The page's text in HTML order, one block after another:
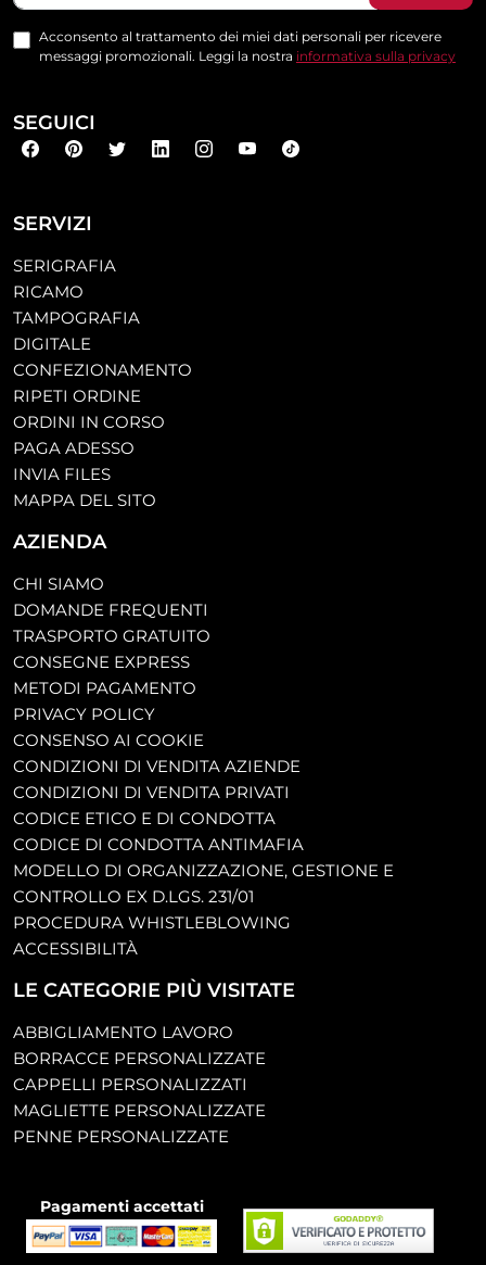
SERVIZI
SERIGRAFIA
RICAMO
TAMPOGRAFIA
DIGITALE
CONFEZIONAMENTO
RIPETI ORDINE
ORDINI IN CORSO
PAGA ADESSO
INVIA FILES
MAPPA DEL SITO
AZIENDA
CHI SIAMO
DOMANDE FREQUENTI
TRASPORTO GRATUITO
CONSEGNE EXPRESS
METODI PAGAMENTO
PRIVACY POLICY
CONSENSO AI COOKIE
CONDIZIONI DI VENDITA AZIENDE
CONDIZIONI DI VENDITA PRIVATI
CODICE ETICO E DI CONDOTTA
CODICE DI CONDOTTA ANTIMAFIA
MODELLO DI ORGANIZZAZIONE, GESTIONE E
CONTROLLO EX D.LGS. 231/01
PROCEDURA WHISTLEBLOWING
ACCESSIBILITÀ
LE CATEGORIE PIÙ VISITATE
ABBIGLIAMENTO LAVORO
BORRACCE PERSONALIZZATE
CAPPELLI PERSONALIZZATI
MAGLIETTE PERSONALIZZATE
PENNE PERSONALIZZATE
Acconsento al trattamento dei miei dati personali per ricevere
messaggi promozionali. Leggi la nostra informativa sulla privacy
SEGUICI
Pagamenti accettati